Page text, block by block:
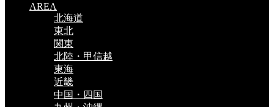
AREA
北海道
東北
関東
北陸・甲信越
東海
近畿
中国・四国